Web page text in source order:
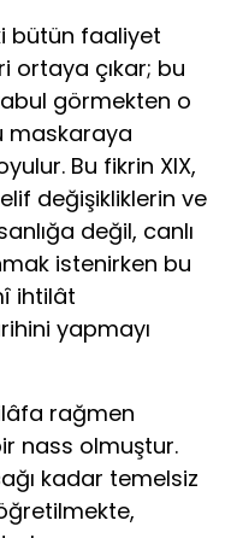
bütün faaliyet
ortaya çıkar; bu
görmekten o
maskaraya
Bu fikrin XIX,
değişikliklerin ve
değil, canlı
istenirken bu
ihtilât
yapmayı
rağmen
nass olmuştur.
kadar temelsiz